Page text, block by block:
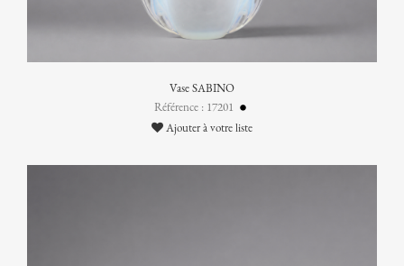
Vase SABINO
Référence : 17201
Ajouter à votre liste